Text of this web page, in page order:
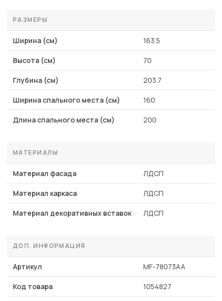
РАЗМЕРЫ
Ширина (см) 163.5
Высота (см) 70
Глубина (см) 203.7
Ширина спального места (см) 160
Длина спального места (см) 200
МАТЕРИАЛЫ
Материал фасада ЛДСП
Материал каркаса ЛДСП
Материал декоративных вставок ЛДСП
ДОП. ИНФОРМАЦИЯ
Артикул MF-78073AA
Код товара 1054827